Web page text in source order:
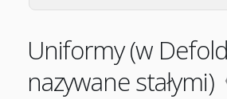
Uniformy (w Defold
nazywane stałymi)